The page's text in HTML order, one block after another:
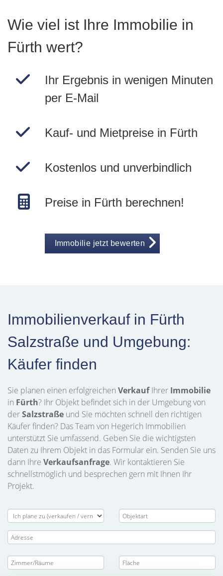
Wie viel ist Ihre Immobilie in
Fürth wert?
Ihr Ergebnis in wenigen Minuten
per E-Mail
Kauf- und Mietpreise in Fürth
Kostenlos und unverbindlich
Preise in Fürth berechnen!
Immobilie jetzt bewerten
Immobilienverkauf in Fürth
Salzstraße und Umgebung:
Käufer finden
Sie planen einen erfolgreichen VerkaufIhrer Immobilie
in Fürth? Ihr Objekt befindet sich in der Umgebung von
derSalzstraße und Sie möchten schnell den richtigen
Käufer finden? Das Team von Hegerich Immobilien
unterstützt Sie umfassend. Geben Sie die wichtigsten
Daten zu Ihrem Objekt in das Formular ein. Senden Sie uns
dann Ihre Verkaufsanfrage. Wir kontaktieren Sie
schnellstmöglich und besprechen gern mit Ihnen Ihr
Projekt.